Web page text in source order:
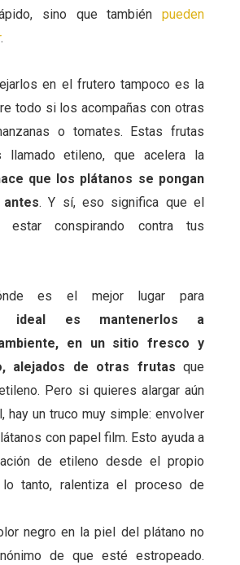
sino que también pueden
.
en el frutero tampoco es la
todo si los acompañas con otras
o tomates. Estas frutas
llamado etileno, que acelera la
que los plátanos se pongan
. Y sí, eso significa que el
estar conspirando contra tus
es el mejor lugar para
es mantenerlos a
en un sitio fresco y
alejados de otras frutas que
Pero si quieres alargar aún
hay un truco muy simple: envolver
con papel film. Esto ayuda a
de etileno desde el propio
tanto, ralentiza el proceso de
negro en la piel del plátano no
de que esté estropeado.